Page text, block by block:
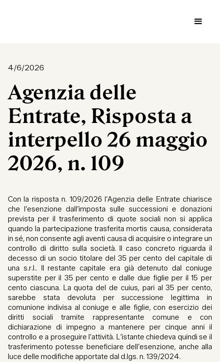
4/6/2026
Agenzia delle
Entrate, Risposta a
interpello 26 maggio
2026, n. 109
Con la risposta n. 109/2026 l’Agenzia delle Entrate chiarisce
che l’esenzione dall’imposta sulle successioni e donazioni
prevista per il trasferimento di quote sociali non si applica
quando la partecipazione trasferita mortis causa, considerata
in sé, non consente agli aventi causa di acquisire o integrare un
controllo di diritto sulla società. Il caso concreto riguarda il
decesso di un socio titolare del 35 per cento del capitale di
una s.r.l.. Il restante capitale era già detenuto dal coniuge
superstite per il 35 per cento e dalle due figlie per il 15 per
cento ciascuna. La quota del de cuius, pari al 35 per cento,
sarebbe stata devoluta per successione legittima in
comunione indivisa al coniuge e alle figlie, con esercizio dei
diritti sociali tramite rappresentante comune e con
dichiarazione di impegno a mantenere per cinque anni il
controllo e a proseguire l’attività. L’istante chiedeva quindi se il
trasferimento potesse beneficiare dell’esenzione, anche alla
luce delle modifiche apportate dal d.lgs. n. 139/2024.